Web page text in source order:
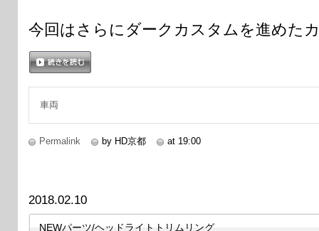
今回はさらにダークカスタムを進めた
車両
Permalink by HD京都 at 19:00
2018.02.10
NEWパーツ/ヘッドライトトリムリング